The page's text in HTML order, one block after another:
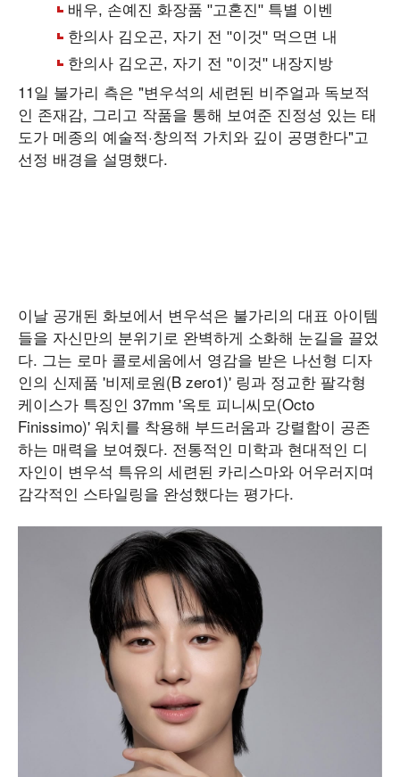
11일 불가리 측은 "변우석의 세련된 비주얼과 독보적
인 존재감, 그리고 작품을 통해 보여준 진정성 있는 태
도가 메종의 예술적·창의적 가치와 깊이 공명한다"고
선정 배경을 설명했다.
이날 공개된 화보에서 변우석은 불가리의 대표 아이템
들을 자신만의 분위기로 완벽하게 소화해 눈길을 끌었
다. 그는 로마 콜로세움에서 영감을 받은 나선형 디자
인의 신제품 '비제로원(B zero1)' 링과 정교한 팔각형
케이스가 특징인 37mm '옥토 피니씨모(Octo
Finissimo)' 워치를 착용해 부드러움과 강렬함이 공존
하는 매력을 보여줬다. 전통적인 미학과 현대적인 디
자인이 변우석 특유의 세련된 카리스마와 어우러지며
감각적인 스타일링을 완성했다는 평가다.